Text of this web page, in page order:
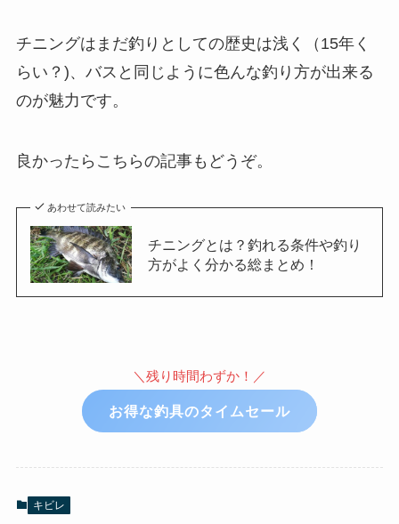
チニングはまだ釣りとしての歴史は浅く（15年く
らい？)、バスと同じように色んな釣り方が出来る
のが魅力です。
良かったらこちらの記事もどうぞ。
あわせて読みたい
チニングとは？釣れる条件や釣り
方がよく分かる総まとめ！
＼残り時間わずか！／
お得な釣具のタイムセール
キビレ